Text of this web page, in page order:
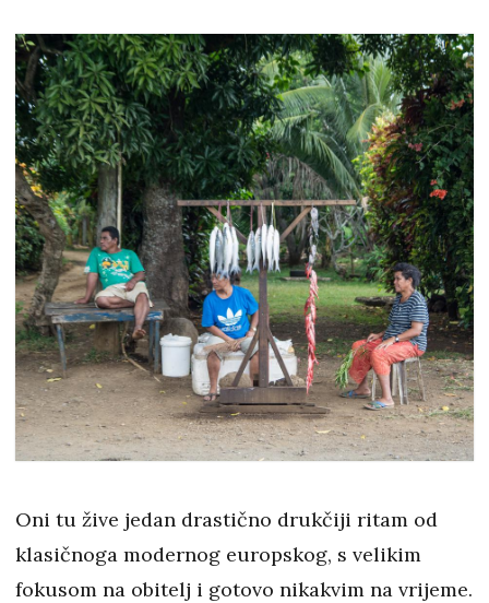
Oni tu žive jedan drastično drukčiji ritam od
klasičnoga modernog europskog, s velikim
fokusom na obitelj i gotovo nikakvim na vrijeme.